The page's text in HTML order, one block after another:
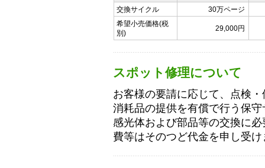
交換サイクル
30万ページ
希望小売価格(税
別)
29,000円
スポット修理について
お客様の要請に応じて、点検
消耗品の提供を有償で行う保
感光体および部品等の交換に
費等はそのつど代金を申し受け